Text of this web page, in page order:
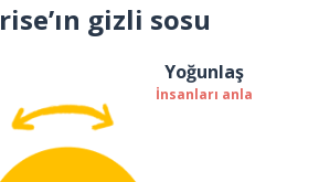
gizli sosu
Yoğunlaş
İnsanları anla